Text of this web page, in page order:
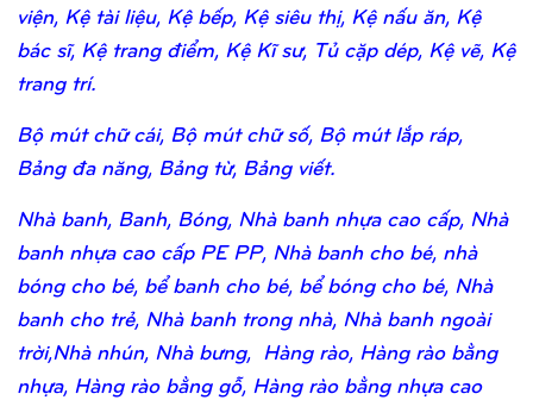
viện, Kệ tài liệu, Kệ bếp, Kệ siêu thị, Kệ nấu ăn, Kệ
bác sĩ, Kệ trang điểm, Kệ Kĩ sư, Tủ cặp dép, Kệ vẽ, Kệ
trang trí.
Bộ mút chữ cái, Bộ mút chữ số, Bộ mút lắp ráp,
Bảng đa năng, Bảng từ, Bảng viết.
Nhà banh, Banh, Bóng, Nhà banh nhựa cao cấp, Nhà
banh nhựa cao cấp PE PP, Nhà banh cho bé, nhà
bóng cho bé, bể banh cho bé, bể bóng cho bé, Nhà
banh cho trẻ, Nhà banh trong nhà, Nhà banh ngoài
trời,Nhà nhún, Nhà bưng, Hàng rào, Hàng rào bằng
nhựa, Hàng rào bằng gỗ, Hàng rào bằng nhựa cao